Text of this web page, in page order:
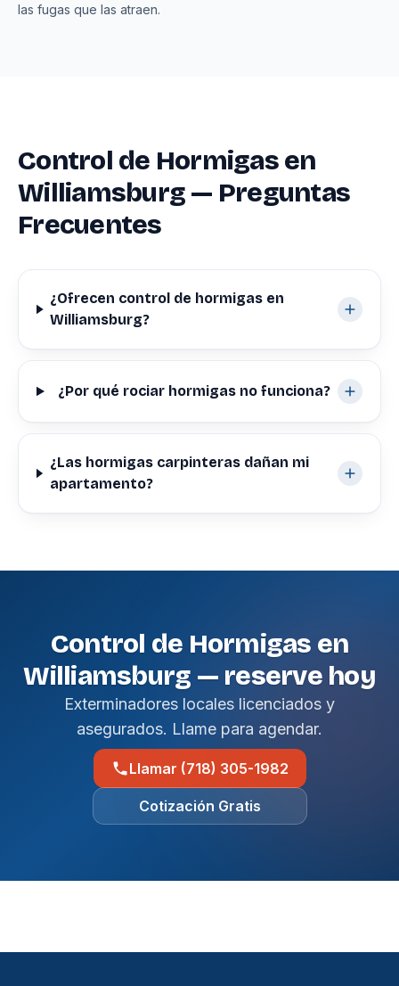
las fugas que las atraen.
Control de Hormigas en
Williamsburg — Preguntas
Frecuentes
¿Ofrecen control de hormigas en
Williamsburg?
¿Por qué rociar hormigas no funciona?
¿Las hormigas carpinteras dañan mi
apartamento?
Control de Hormigas en
Williamsburg — reserve hoy
Exterminadores locales licenciados y
asegurados. Llame para agendar.
Llamar (718) 305-1982
Cotización Gratis